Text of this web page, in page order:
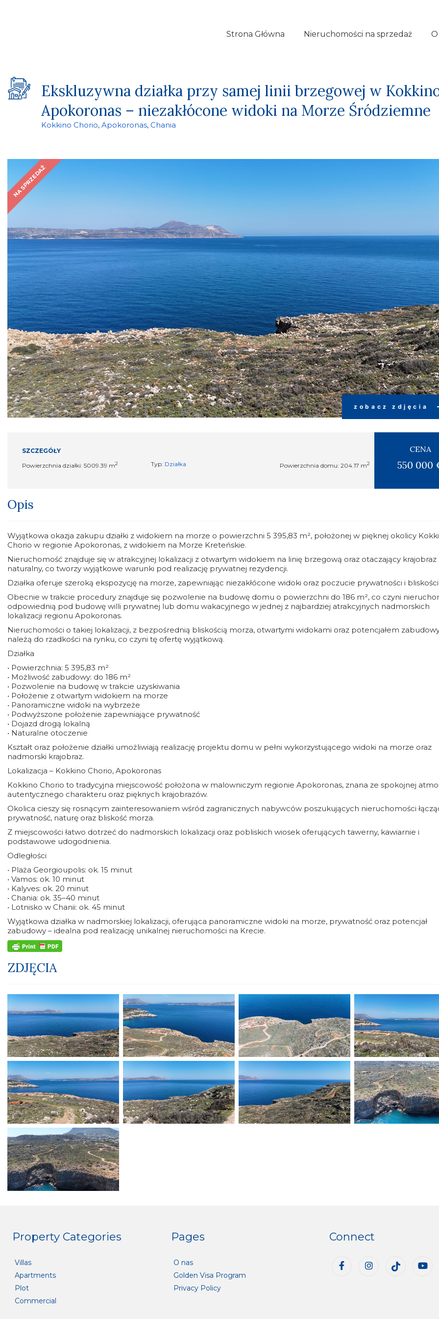
Strona Główna Nieruchomości na sprzedaż
Ekskluzywna działka przy samej linii brzegowej w
Apokoronas – niezakłócone widoki na Morze Śródziemne
Kokkino Chorio, Apokoronas, Chania
zobacz zdjęcia
NA SPRZEDAŻ
SZCZEGÓŁY
Powierzchnia działki: 5009.39 m2 Typ: Działka Powierzchnia domu: 204.17 m2
CENA
550 000
Opis
Wyjątkowa okazja zakupu działki z widokiem na morze o powierzchni 5 395,83 m², położonej w pięknej okolicy
Chorio w regionie Apokoronas, z widokiem na Morze Kreteńskie.
Nieruchomość znajduje się w atrakcyjnej lokalizacji z otwartym widokiem na linię brzegową oraz otaczający krajobraz
naturalny, co tworzy wyjątkowe warunki pod realizację prywatnej rezydencji.
Działka oferuje szeroką ekspozycję na morze, zapewniając niezakłócone widoki oraz poczucie prywatności i
Obecnie w trakcie procedury znajduje się pozwolenie na budowę domu o powierzchni do 186 m², co czyni
odpowiednią pod budowę willi prywatnej lub domu wakacyjnego w jednej z najbardziej atrakcyjnych nadmorskich
lokalizacji regionu Apokoronas.
Nieruchomości o takiej lokalizacji, z bezpośrednią bliskością morza, otwartymi widokami oraz potencjałem
należą do rzadkości na rynku, co czyni tę ofertę wyjątkową.
Działka
• Powierzchnia: 5 395,83 m²
• Możliwość zabudowy: do 186 m²
• Pozwolenie na budowę w trakcie uzyskiwania
• Położenie z otwartym widokiem na morze
• Panoramiczne widoki na wybrzeże
• Podwyższone położenie zapewniające prywatność
• Dojazd drogą lokalną
• Naturalne otoczenie
Kształt oraz położenie działki umożliwiają realizację projektu domu w pełni wykorzystującego widoki na morze oraz
nadmorski krajobraz.
Lokalizacja – Kokkino Chorio, Apokoronas
Kokkino Chorio to tradycyjna miejscowość położona w malowniczym regionie Apokoronas, znana ze spokojnej
autentycznego charakteru oraz pięknych krajobrazów.
Okolica cieszy się rosnącym zainteresowaniem wśród zagranicznych nabywców poszukujących nieruchomości
prywatność, naturę oraz bliskość morza.
Z miejscowości łatwo dotrzeć do nadmorskich lokalizacji oraz pobliskich wiosek oferujących tawerny, kawiarnie i
podstawowe udogodnienia.
Odległości
• Plaża Georgioupolis: ok. 15 minut
• Vamos: ok. 10 minut
• Kalyves: ok. 20 minut
• Chania: ok. 35–40 minut
• Lotnisko w Chanii: ok. 45 minut
Wyjątkowa działka w nadmorskiej lokalizacji, oferująca panoramiczne widoki na morze, prywatność oraz potencjał
zabudowy – idealna pod realizację unikalnej nieruchomości na Krecie.
ZDJĘCIA
Property Categories
Villas
Apartments
Plot
Commercial
Pages
O nas
Golden Visa Program
Privacy Policy
Connect